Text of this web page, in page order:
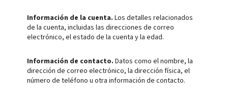
Información de la cuenta. Los detalles relacionados
de la cuenta, incluidas las direcciones de correo
electrónico, el estado de la cuenta y la edad.
Información de contacto. Datos como el nombre, la
dirección de correo electrónico, la dirección física, el
número de teléfono u otra información de contacto.